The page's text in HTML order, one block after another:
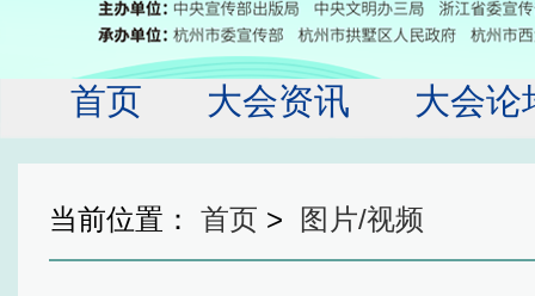
首页 大会资讯 大会论
当前位置： 首页 > 图片/视频